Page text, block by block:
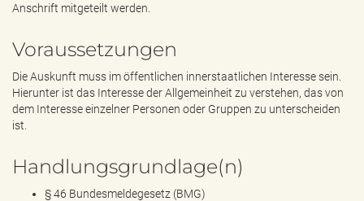
Anschrift mitgeteilt werden.
Voraussetzungen
Die Auskunft muss im öffentlichen innerstaatlichen Interesse sein.
Hierunter ist das Interesse der Allgemeinheit zu verstehen, das von
dem Interesse einzelner Personen oder Gruppen zu unterscheiden
ist.
Handlungsgrundlage(n)
§ 46 Bundesmeldegesetz (BMG)